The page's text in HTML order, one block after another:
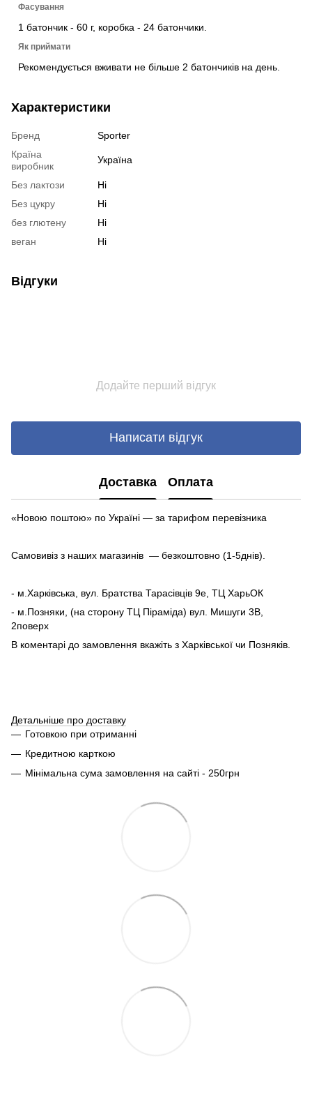
Фасування
1 батончик - 60 г, коробка - 24 батончики.
Як приймати
Рекомендується вживати не більше 2 батончиків на день.
Характеристики
Бренд
Sporter
Країна
виробник
Україна
Без лактози
Ні
Без цукру
Ні
без глютену
Ні
веган
Ні
Відгуки
Додайте перший відгук
Написати відгук
Доставка Оплата
«Новою поштою» по Україні — за тарифом перевізника
Самовивіз з наших магазинів — безкоштовно (1-5днів).
- м.Харківська, вул. Братства Тарасівців 9е, ТЦ ХарьОК
- м.Позняки, (на сторону ТЦ Піраміда) вул. Мишуги 3В,
2поверх
В коментарі до замовлення вкажіть з Харківської чи Позняків.
Детальніше про доставку
Готовкою при отриманні
Кредитною карткою
Мінімальна сума замовлення на сайті - 250грн